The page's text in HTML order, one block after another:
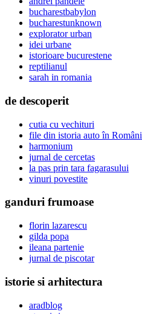
bucharestbabylon
bucharestunknown
explorator urban
idei urbane
istorioare bucurestene
reptilianul
sarah in romania
de descoperit
cutia cu vechituri
file din istoria auto în
harmonium
jurnal de cercetas
la pas prin tara fagarasului
vinuri povestite
ganduri frumoase
florin lazarescu
gilda popa
ileana partenie
jurnal de piscotar
istorie si arhitectura
aradblog